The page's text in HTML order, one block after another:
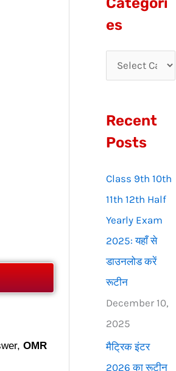
OMR
f
r
:
es
Recent
Posts
Class 9th 10th
11th 12th Half
Yearly Exam
2025: यहाँ से
डाउनलोड करें
रूटीन
December 10,
2025
मैट्रिक इंटर
2026 का रूटीन